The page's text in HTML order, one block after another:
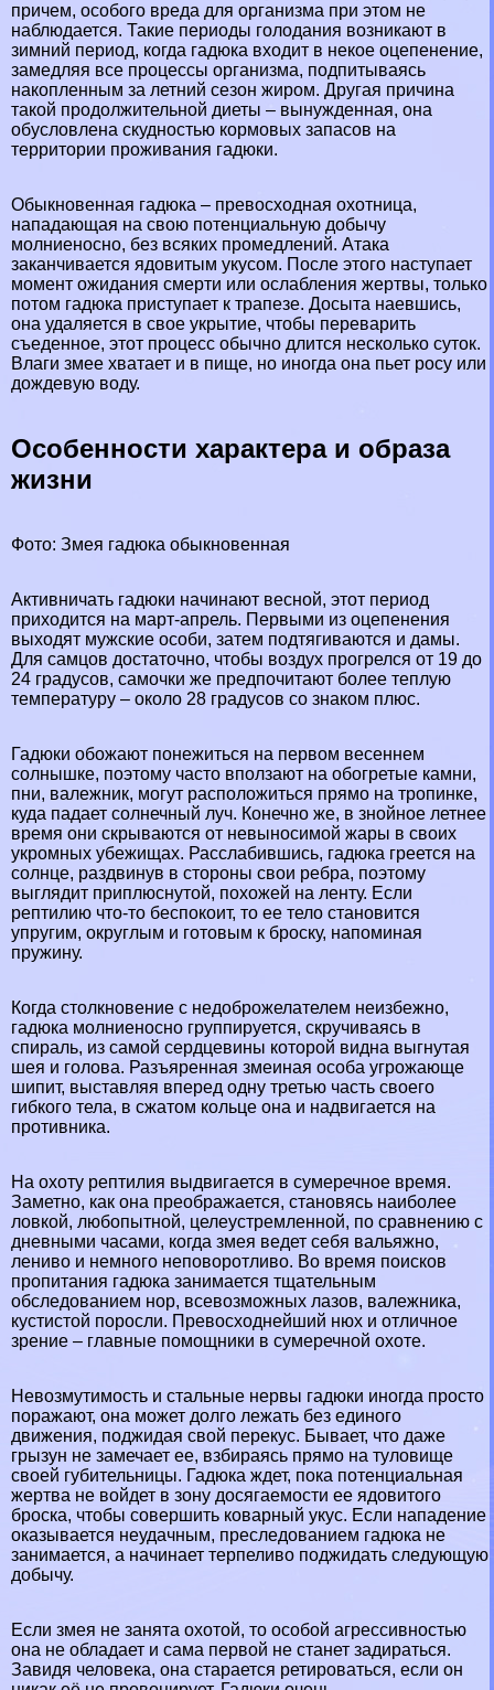
причем, особого вреда для организма при этом не
наблюдается. Такие периоды голодания возникают в
зимний период, когда гадюка входит в некое оцепенение,
замедляя все процессы организма, подпитываясь
накопленным за летний сезон жиром. Другая причина
такой продолжительной диеты – вынужденная, она
обусловлена скудностью кормовых запасов на
территории проживания гадюки.
Обыкновенная гадюка – превосходная охотница,
нападающая на свою потенциальную добычу
молниеносно, без всяких промедлений. Атака
заканчивается ядовитым укусом. После этого наступает
момент ожидания cмepти или ослабления жертвы, только
потом гадюка приступает к трапезе. Досыта наевшись,
она удаляется в свое укрытие, чтобы переварить
съеденное, этот процесс обычно длится несколько суток.
Влаги змее хватает и в пище, но иногда она пьет росу или
дождевую воду.
Особенности хаpaктера и образа
жизни
Фото: Змея гадюка обыкновенная
Активничать гадюки начинают весной, этот период
приходится на март-апрель. Первыми из оцепенения
выходят мужские особи, затем подтягиваются и дамы.
Для самцов достаточно, чтобы воздух прогрелся от 19 до
24 градусов, самочки же предпочитают более теплую
температуру – около 28 градусов со знаком плюс.
Гадюки обожают понежиться на первом весеннем
солнышке, поэтому часто вползают на обогретые камни,
пни, валежник, могут расположиться прямо на тропинке,
куда падает солнечный луч. Конечно же, в знойное летнее
время они скрываются от невыносимой жары в своих
укромных убежищах. Расслабившись, гадюка греется на
солнце, раздвинув в стороны свои ребра, поэтому
выглядит приплюснутой, похожей на ленту. Если
рептилию что-то беспокоит, то ее тело становится
упругим, округлым и готовым к броску, напоминая
пружину.
Когда столкновение с недоброжелателем неизбежно,
гадюка молниеносно группируется, скручиваясь в
спираль, из самой сердцевины которой видна выгнутая
шея и голова. Разъяренная змеиная особа угрожающе
шипит, выставляя вперед одну третью часть своего
гибкого тела, в сжатом кольце она и надвигается на
противника.
На охоту рептилия выдвигается в сумеречное время.
Заметно, как она преображается, становясь наиболее
ловкой, любопытной, целеустремленной, по сравнению с
дневными часами, когда змея ведет себя вальяжно,
лениво и немного неповоротливо. Во время поисков
пропитания гадюка занимается тщательным
обследованием нор, всевозможных лазов, валежника,
кустистой поросли. Превосходнейший нюх и отличное
зрение – главные помощники в сумеречной охоте.
Невозмутимость и стальные нервы гадюки иногда просто
поражают, она может долго лежать без единого
движения, поджидая свой перекус. Бывает, что даже
грызун не замечает ее, взбираясь прямо на туловище
своей губительницы. Гадюка ждет, пока потенциальная
жертва не войдет в зону досягаемости ее ядовитого
броска, чтобы совершить коварный укус. Если нападение
оказывается неудачным, преследованием гадюка не
занимается, а начинает терпеливо поджидать следующую
добычу.
Если змея не занята охотой, то особой агрессивностью
она не обладает и сама первой не станет задираться.
Завидя человека, она старается ретироваться, если он